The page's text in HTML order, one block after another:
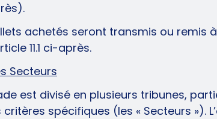
achetés seront transmis ou remis
11.1 ci-après.
Secteurs
est divisé en plusieurs tribunes,
critères spécifiques (les « Secteurs »).